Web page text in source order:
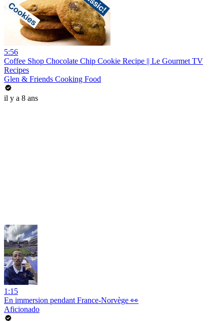
5:56
Coffee Shop Chocolate Chip Cookie Recipe || Le Gourmet TV
Recipes
Glen & Friends Cooking Food
il y a 8 ans
1:15
En immersion pendant France-Norvège 👀
Aficionado